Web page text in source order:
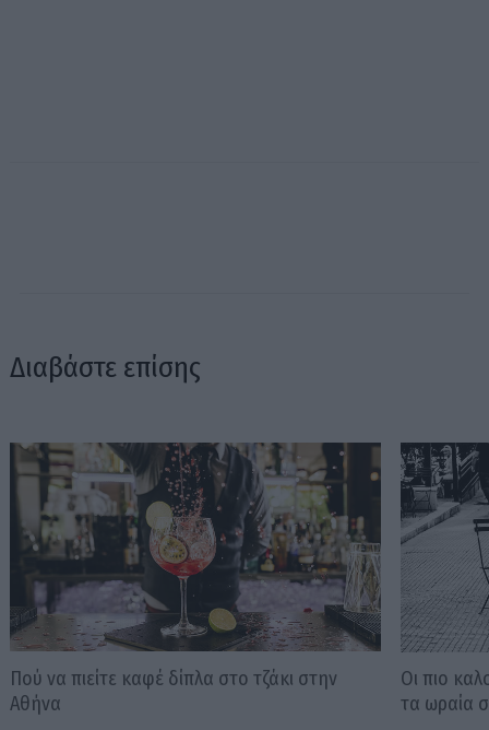
Διαβάστε επίσης
Πού να πιείτε καφέ δίπλα στο τζάκι στην
Αθήνα
Οι πιο
τα ωραία